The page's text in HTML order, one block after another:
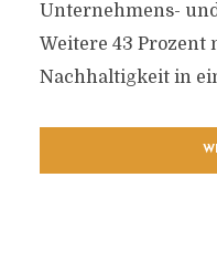
Unternehmens-
Weitere 43 Prozent
Nachhaltigkeit in